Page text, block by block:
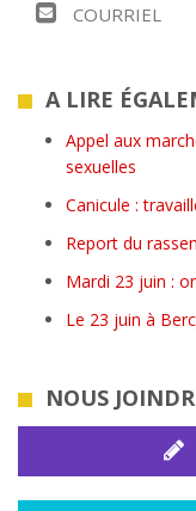
COURRIEL
A LIRE
Appel aux
sexuelles
Canicule :
Report du
Mardi 23 juin :
Le 23 juin à
NOUS